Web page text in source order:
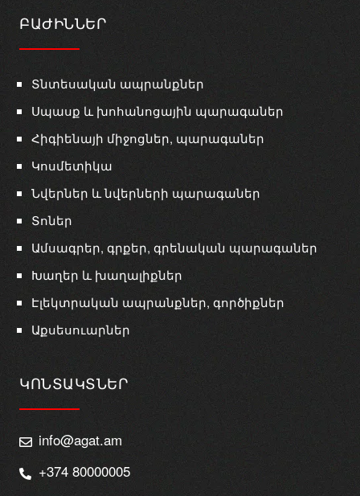
ԲԱԺԻՆՆԵՐ
Տնտեսական ապրանքներ
Սպասք և խոհանոցային պարագաներ
Հիգիենայի միջոցներ, պարագաներ
Կոսմետիկա
Նվերներ և նվերների պարագաներ
Տոներ
Ամսագրեր, գրքեր, գրենական պարագաներ
Խաղեր և խաղալիքներ
Էլեկտրական ապրանքներ, գործիքներ
Աքսեսուարներ
ԿՈՆՏԱԿՏՆԵՐ
info@agat.am
+374 80000005